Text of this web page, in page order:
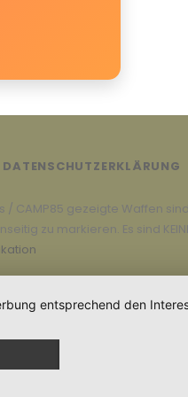
DATENSCHUTZERKLÄRUNG
/ CAMP85 gezeigte Waffen
zu markieren. Es sind
entsprechend den